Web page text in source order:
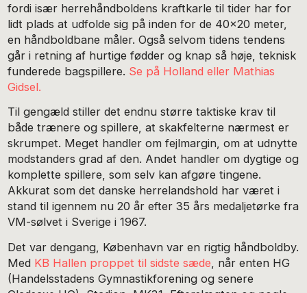
fordi især herrehåndboldens kraftkarle til tider har for
lidt plads at udfolde sig på inden for de 40×20 meter,
en håndboldbane måler. Også selvom tidens tendens
går i retning af hurtige fødder og knap så høje, teknisk
funderede bagspillere. Se på Holland eller Mathias
Gidsel.
Til gengæld stiller det endnu større taktiske krav til
både trænere og spillere, at skakfelterne nærmest er
skrumpet. Meget handler om fejlmargin, om at udnytte
modstanders grad af den. Andet handler om dygtige og
komplette spillere, som selv kan afgøre tingene.
Akkurat som det danske herrelandshold har været i
stand til igennem nu 20 år efter 35 års medaljetørke fra
VM-sølvet i Sverige i 1967.
Det var dengang, København var en rigtig håndboldby.
Med KB Hallen proppet til sidste sæde , når enten HG
(Handelsstadens Gymnastikforening og senere